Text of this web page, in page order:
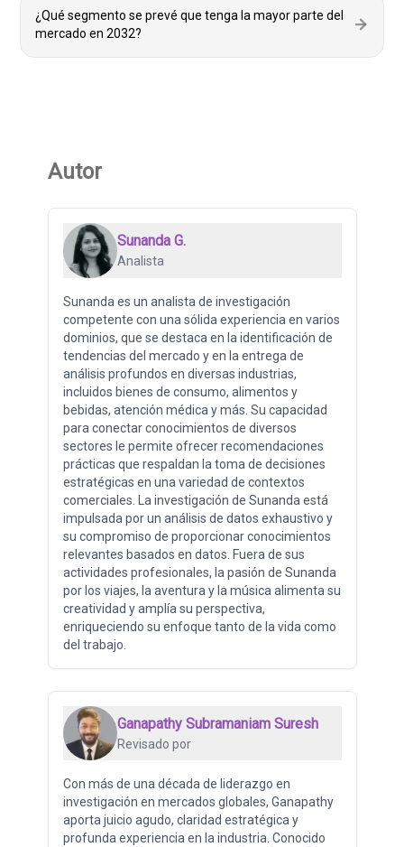
¿Qué segmento se prevé que tenga la mayor parte del
mercado en 2032?
Autor
Sunanda G.
Analista
Sunanda es un analista de investigación
competente con una sólida experiencia en varios
dominios, que se destaca en la identificación de
tendencias del mercado y en la entrega de
análisis profundos en diversas industrias,
incluidos bienes de consumo, alimentos y
bebidas, atención médica y más. Su capacidad
para conectar conocimientos de diversos
sectores le permite ofrecer recomendaciones
prácticas que respaldan la toma de decisiones
estratégicas en una variedad de contextos
comerciales. La investigación de Sunanda está
impulsada por un análisis de datos exhaustivo y
su compromiso de proporcionar conocimientos
relevantes basados ​​en datos. Fuera de sus
actividades profesionales, la pasión de Sunanda
por los viajes, la aventura y la música alimenta su
creatividad y amplía su perspectiva,
enriqueciendo su enfoque tanto de la vida como
del trabajo.
Ganapathy Subramaniam Suresh
Revisado por
Con más de una década de liderazgo en
investigación en mercados globales, Ganapathy
aporta juicio agudo, claridad estratégica y
profunda experiencia en la industria. Conocido